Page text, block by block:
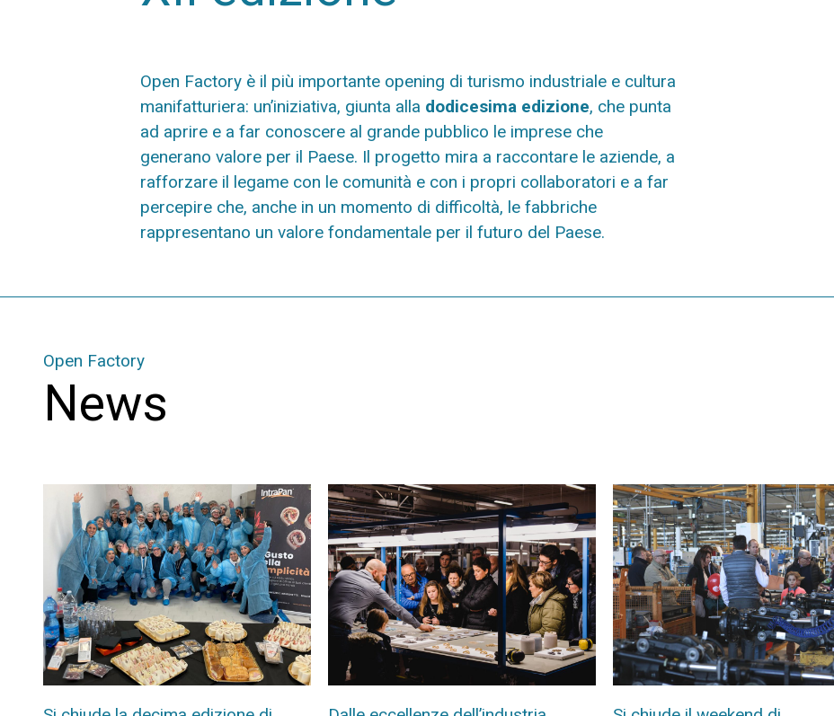
Open Factory è il più importante opening di turismo industriale e cultura
manifatturiera: un’iniziativa, giunta alla dodicesima edizione, che punta
ad aprire e a far conoscere al grande pubblico le imprese che
generano valore per il Paese. Il progetto mira a raccontare le aziende, a
rafforzare il legame con le comunità e con i propri collaboratori e a far
percepire che, anche in un momento di difficoltà, le fabbriche
rappresentano un valore fondamentale per il futuro del Paese.
Open Factory
News